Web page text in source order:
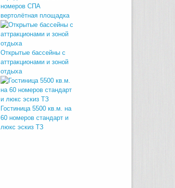
номеров СПА
вертолётная площадка
Открытые бассейны с
аттракционами и зоной
отдыха
Гостиница 5500 кв.м. на
60 номеров стандарт и
люкс эскиз ТЗ